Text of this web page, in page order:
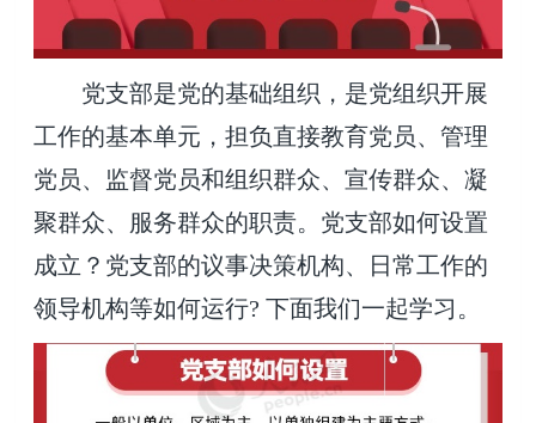
党支部是党的基础组织，是党组织开展
工作的基本单元，担负直接教育党员、管理
党员、监督党员和组织群众、宣传群众、凝
聚群众、服务群众的职责。党支部如何设置
成立？党支部的议事决策机构、日常工作的
领导机构等如何运行? 下面我们一起学习。